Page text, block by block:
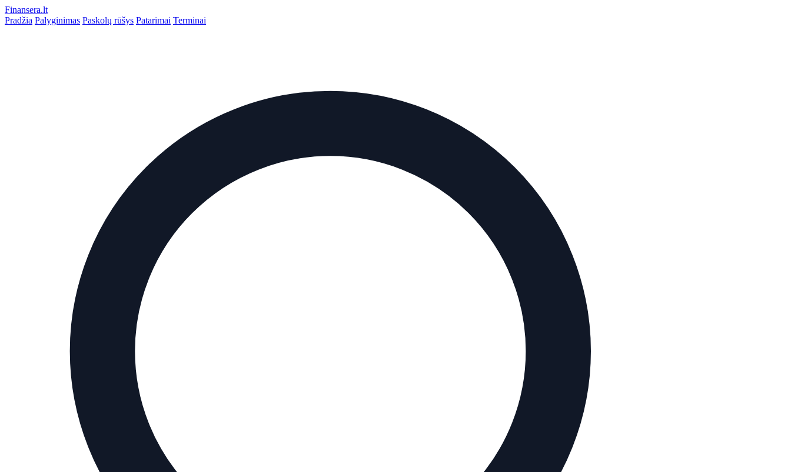
Finansera.lt
Pradžia Palyginimas Paskolų rūšys Patarimai Terminai